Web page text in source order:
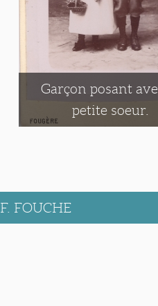
Garçon posant
petite soeur.
F. FOUCHE